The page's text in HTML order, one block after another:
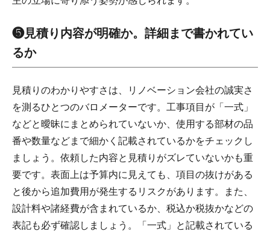
❺見積り内容が明確か。詳細まで書かれてい
るか
見積りのわかりやすさは、リノベーション会社の誠実さ
を測るひとつのバロメーターです。工事項目が「一式」
などと曖昧にまとめられていないか、使用する部材の品
番や数量などまで細かく記載されているかをチェックし
ましょう。依頼した内容と見積りがズレていないかも重
要です。表面上は予算内に見えても、項目の抜けがある
と後から追加費用が発生するリスクがあります。また、
設計料や諸経費が含まれているか、税込か税抜かなどの
表記も必ず確認しましょう。「一式」と記載されている